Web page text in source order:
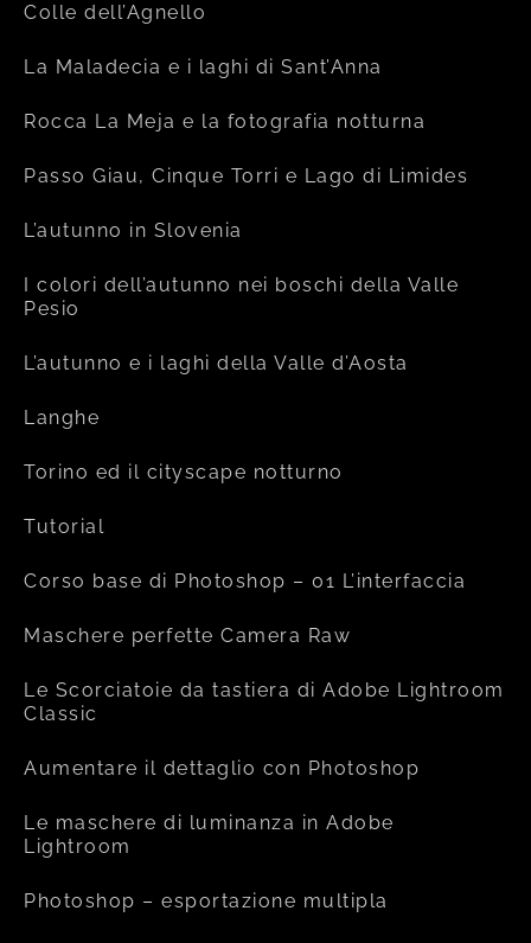
Colle dell’Agnello
La Maladecia e i laghi di Sant’Anna
Rocca La Meja e la fotografia notturna
Passo Giau, Cinque Torri e Lago di Limides
L’autunno in Slovenia
I colori dell’autunno nei boschi della Valle
Pesio
L’autunno e i laghi della Valle d’Aosta
Langhe
Torino ed il cityscape notturno
Tutorial
Corso base di Photoshop – 01 L’interfaccia
Maschere perfette Camera Raw
Le Scorciatoie da tastiera di Adobe Lightroom
Classic
Aumentare il dettaglio con Photoshop
Le maschere di luminanza in Adobe
Lightroom
Photoshop – esportazione multipla